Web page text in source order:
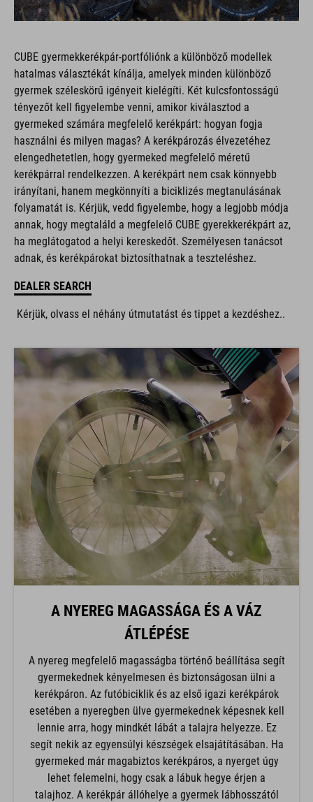
CUBE gyermekkerékpár-portfóliónk a különböző modellek
hatalmas választékát kínálja, amelyek minden különböző
gyermek széleskörű igényeit kielégíti. Két kulcsfontosságú
tényezőt kell figyelembe venni, amikor kiválasztod a
gyermeked számára megfelelő kerékpárt: hogyan fogja
használni és milyen magas? A kerékpározás élvezetéhez
elengedhetetlen, hogy gyermeked megfelelő méretű
kerékpárral rendelkezzen. A kerékpárt nem csak könnyebb
irányítani, hanem megkönnyíti a biciklizés megtanulásának
folyamatát is. Kérjük, vedd figyelembe, hogy a legjobb módja
annak, hogy megtaláld a megfelelő CUBE gyerekkerékpárt az,
ha meglátogatod a helyi kereskedőt. Személyesen tanácsot
adnak, és kerékpárokat biztosíthatnak a teszteléshez.
DEALER SEARCH
Kérjük, olvass el néhány útmutatást és tippet a kezdéshez..
A NYEREG MAGASSÁGA ÉS A VÁZ
ÁTLÉPÉSE
A nyereg megfelelő magasságba történő beállítása segít
gyermekednek kényelmesen és biztonságosan ülni a
kerékpáron. Az futóbiciklik és az első igazi kerékpárok
esetében a nyeregben ülve gyermekednek képesnek kell
lennie arra, hogy mindkét lábát a talajra helyezze. Ez
segít nekik az egyensúlyi készségek elsajátításában. Ha
gyermeked már magabiztos kerékpáros, a nyerget úgy
lehet felemelni, hogy csak a lábuk hegye érjen a
talajhoz. A kerékpár állóhelye a gyermek lábhosszától